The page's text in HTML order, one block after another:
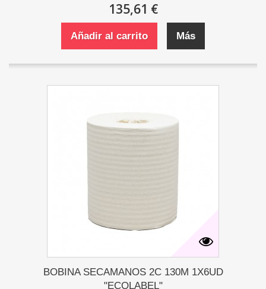
135,61 €
Añadir al carrito Más
BOBINA SECAMANOS 2C 130M 1X6UD
"ECOLABEL"